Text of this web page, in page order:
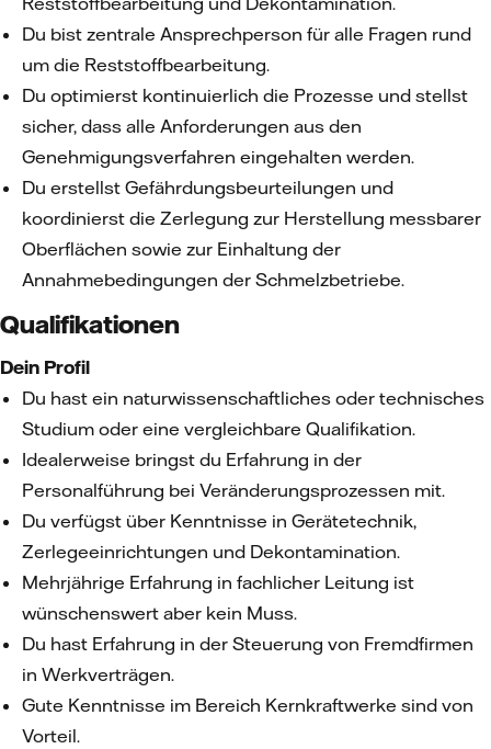
Du bist zentrale Ansprechperson für alle Fragen rund
um die Reststoffbearbeitung.
Du optimierst kontinuierlich die Prozesse und stellst
sicher, dass alle Anforderungen aus den
Genehmigungsverfahren eingehalten werden.
Du erstellst Gefährdungsbeurteilungen und
koordinierst die Zerlegung zur Herstellung messbarer
Oberflächen sowie zur Einhaltung der
Annahmebedingungen der Schmelzbetriebe.
Qualifikationen
Dein Profil
Du hast ein naturwissenschaftliches oder technisches
Studium oder eine vergleichbare Qualifikation.
Idealerweise bringst du Erfahrung in der
Personalführung bei Veränderungsprozessen mit.
Du verfügst über Kenntnisse in Gerätetechnik,
Zerlegeeinrichtungen und Dekontamination.
Mehrjährige Erfahrung in fachlicher Leitung ist
wünschenswert aber kein Muss.
Du hast Erfahrung in der Steuerung von Fremdfirmen
in Werkverträgen.
Gute Kenntnisse im Bereich Kernkraftwerke sind von
Vorteil.